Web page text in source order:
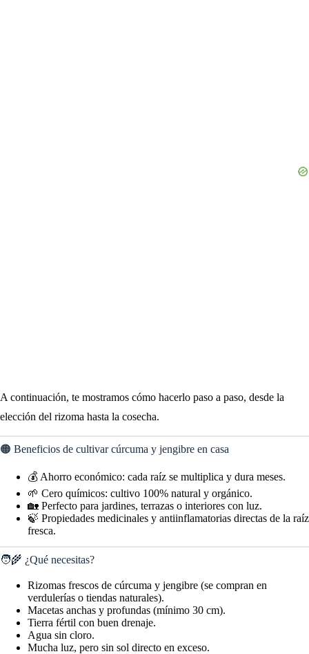
A continuación, te mostramos cómo hacerlo paso a paso, desde la
elección del rizoma hasta la cosecha.
🟠 Beneficios de cultivar cúrcuma y jengibre en casa
💰 Ahorro económico: cada raíz se multiplica y dura meses.
🌱 Cero químicos: cultivo 100% natural y orgánico.
🏡 Perfecto para jardines, terrazas o interiores con luz.
🍃 Propiedades medicinales y antiinflamatorias directas de la raíz
fresca.
🧑‍🌾 ¿Qué necesitas?
Rizomas frescos de cúrcuma y jengibre (se compran en
verdulerías o tiendas naturales).
Macetas anchas y profundas (mínimo 30 cm).
Tierra fértil con buen drenaje.
Agua sin cloro.
Mucha luz, pero sin sol directo en exceso.